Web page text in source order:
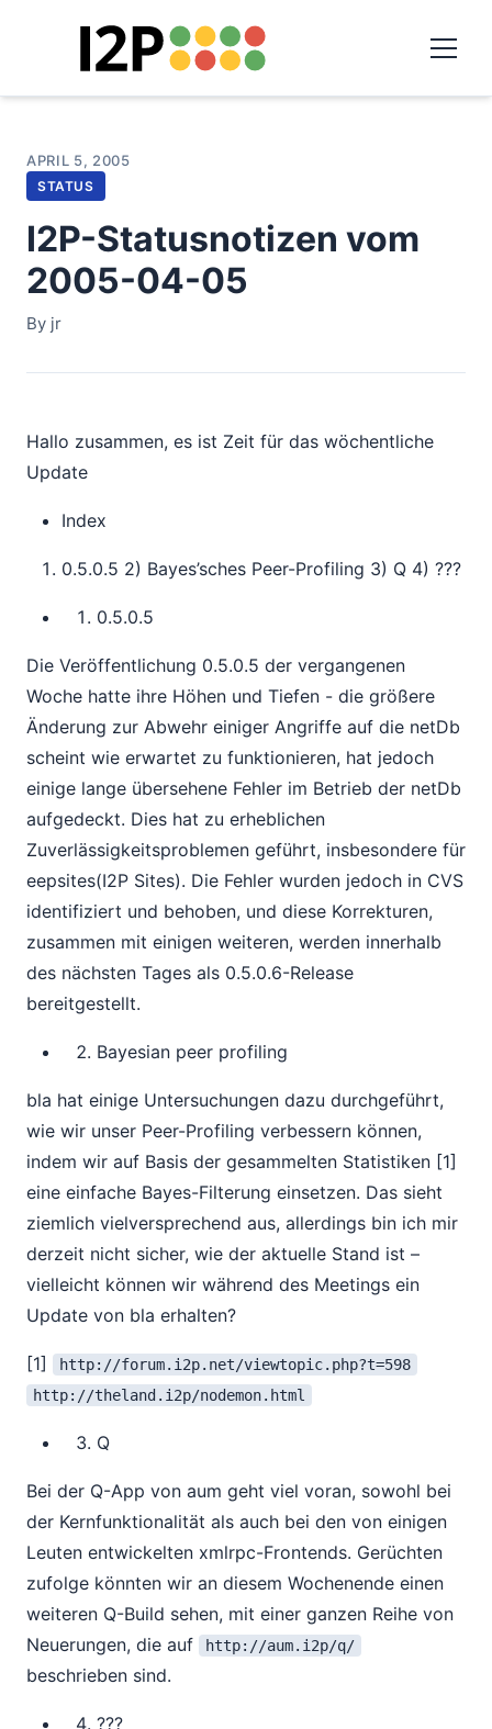
APRIL 5, 2005
STATUS
I2P-Statusnotizen vom
2005-04-05
By jr
Hallo zusammen, es ist Zeit für das wöchentliche
Update
Index
0.5.0.5 2) Bayes’sches Peer-Profiling 3) Q 4) ???
0.5.0.5
Die Veröffentlichung 0.5.0.5 der vergangenen
Woche hatte ihre Höhen und Tiefen - die größere
Änderung zur Abwehr einiger Angriffe auf die netDb
scheint wie erwartet zu funktionieren, hat jedoch
einige lange übersehene Fehler im Betrieb der netDb
aufgedeckt. Dies hat zu erheblichen
Zuverlässigkeitsproblemen geführt, insbesondere für
eepsites(I2P Sites). Die Fehler wurden jedoch in CVS
identifiziert und behoben, und diese Korrekturen,
zusammen mit einigen weiteren, werden innerhalb
des nächsten Tages als 0.5.0.6-Release
bereitgestellt.
Bayesian peer profiling
bla hat einige Untersuchungen dazu durchgeführt,
wie wir unser Peer-Profiling verbessern können,
indem wir auf Basis der gesammelten Statistiken [1]
eine einfache Bayes-Filterung einsetzen. Das sieht
ziemlich vielversprechend aus, allerdings bin ich mir
derzeit nicht sicher, wie der aktuelle Stand ist –
vielleicht können wir während des Meetings ein
Update von bla erhalten?
[1]
http://forum.i2p.net/viewtopic.php?t=598
http://theland.i2p/nodemon.html
Q
Bei der Q-App von aum geht viel voran, sowohl bei
der Kernfunktionalität als auch bei den von einigen
Leuten entwickelten xmlrpc-Frontends. Gerüchten
zufolge könnten wir an diesem Wochenende einen
weiteren Q-Build sehen, mit einer ganzen Reihe von
Neuerungen, die auf
http://aum.i2p/q/
beschrieben sind.
???